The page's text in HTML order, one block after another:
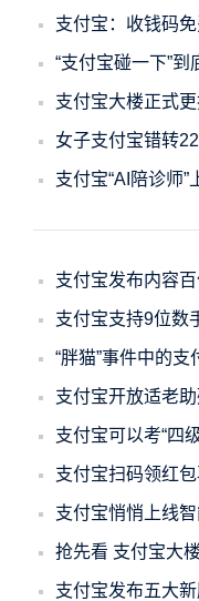
支付宝：收钱码
“支付宝碰一下”
支付宝大楼正式
女子支付宝错转
支付宝“AI陪诊师
支付宝发布内容
支付宝支持9位数
“胖猫”事件中的
支付宝开放适老
支付宝可以考“四
支付宝扫码领红
支付宝悄悄上线
抢先看 支付宝大
支付宝发布五大